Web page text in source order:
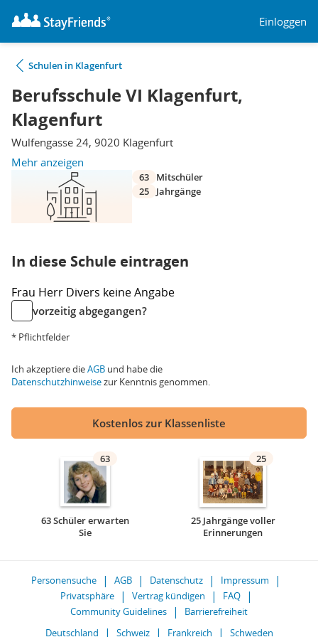
Einloggen
Schulen in Klagenfurt
Berufsschule VI Klagenfurt,
Klagenfurt
Wulfengasse 24, 9020 Klagenfurt
Mehr anzeigen
63
Mitschüler
25
Jahrgänge
In diese Schule eintragen
Frau Herr Divers keine Angabe
vorzeitig abgegangen?
* Pflichtfelder
Ich akzeptiere dieAGB und habe die
Datenschutzhinweisezur Kenntnis genommen.
Kostenlos zur Klassenliste
63
63 Schüler erwarten
Sie
25
25 Jahrgänge voller
Erinnerungen
Personensuche AGB Datenschutz
Impressum
Privatsphäre
Vertrag kündigen
FAQ
Community Guidelines
Barrierefreiheit
Deutschland
Schweiz Frankreich Schweden